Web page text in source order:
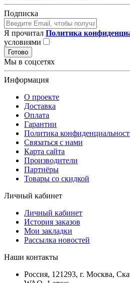
Подписка
Я прочитал Политика
условиями
Готово
Мы в соцсетях
Информация
О проекте
Доставка
Оплата
Гарантии
Политика
Связаться с нами
Карта сайта
Производители
Партнёры
Товары со скидкой
Личный кабинет
Личный кабинет
История заказов
Мои закладки
Рассылка новостей
Наши контакты
Россия, 121293, г. Москва,